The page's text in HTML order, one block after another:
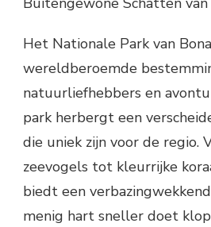
Het Nationale Park van
wereldberoemde
natuurliefhebbers en
park herbergt een
die uniek zijn voor de regio.
zeevogels tot kleurrijke
biedt een
menig hart sneller doet